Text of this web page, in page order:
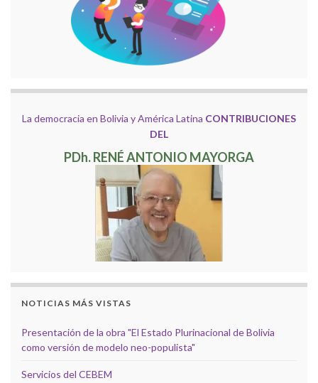
La democracia en Bolivia y América Latina CONTRIBUCIONES
DEL
PDh. RENÉ ANTONIO MAYORGA
NOTICIAS MÁS VISTAS
Presentación de la obra "El Estado Plurinacional de Bolivia
como versión de modelo neo-populista"
Servicios del CEBEM